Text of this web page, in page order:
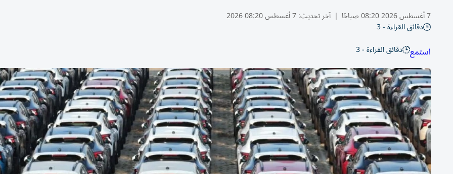
7 أغسطس 2026 08:20 صباحًا | آخر تحديث:7 أغسطس 08:20 2026
دقائق القراءة - 3
استمع دقائق القراءة - 3